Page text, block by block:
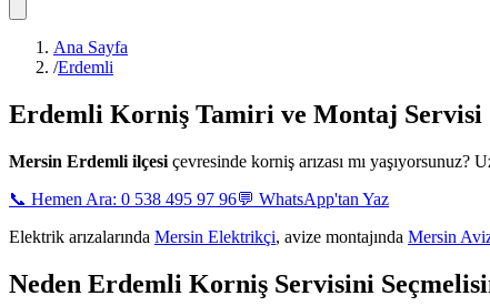
Ana Sayfa
/Erdemli
Erdemli Korniş Tamiri ve Montaj Servisi
Mersin Erdemli ilçesi çevresinde korniş arızası mı yaşıyorsunuz?
📞 Hemen Ara: 0 538 495 97 96💬 WhatsApp'tan Yaz
Elektrik arızalarında Mersin Elektrikçi, avize montajında Mersin
Neden Erdemli Korniş Servisini